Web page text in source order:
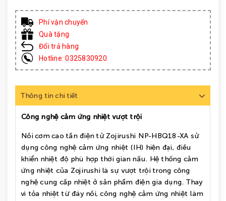
Phí vận chuyển
Quà tặng
Đổi trả hàng
Hotline: 0325830920
Thông tin chi tiết
Công nghệ cảm ứng nhiệt vượt trội
Nồi cơm cao tần điện tử Zojirushi NP-HBQ18-XA sử
dụng công nghệ cảm ứng nhiệt (IH) hiện đại, điều
khiển nhiệt độ phù hợp thời gian nấu. Hệ thống cảm
ứng nhiệt của Zojirushi là sự vượt trội trong công
nghệ cung cấp nhiệt ở sản phẩm điện gia dụng. Thay
vì tỏa nhiệt từ đáy nồi, công nghệ cảm ứng nhiệt làm